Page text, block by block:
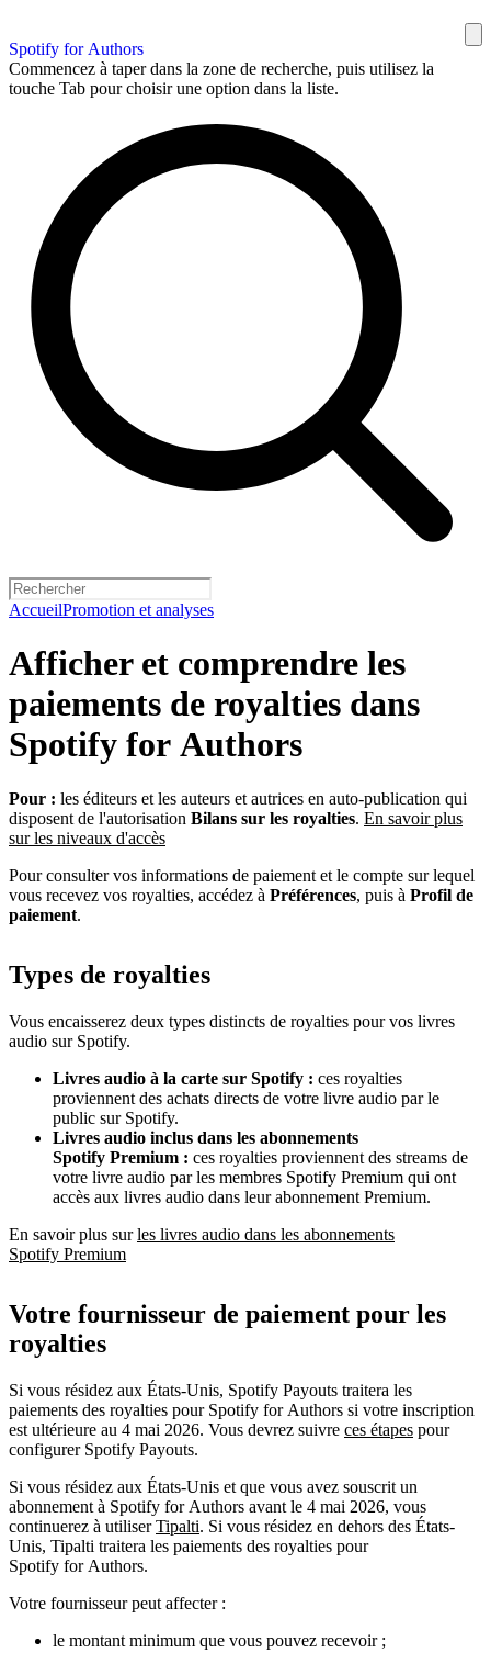
Spotify for Authors
Commencez à taper dans la zone de recherche, puis utilisez la
touche Tab pour choisir une option dans la liste.
AccueilPromotion et analyses
Afficher et comprendre les
paiements de royalties dans
Spotify for Authors
Pour : les éditeurs et les auteurs et autrices en auto-publication qui
disposent de l'autorisation Bilans sur les royalties. En savoir plus
sur les niveaux d'accès
Pour consulter vos informations de paiement et le compte sur lequel
vous recevez vos royalties, accédez à Préférences, puis à Profil de
paiement.
Types de royalties
Vous encaisserez deux types distincts de royalties pour vos livres
audio sur Spotify.
Livres audio à la carte sur Spotify : ces royalties
proviennent des achats directs de votre livre audio par le
public sur Spotify.
Livres audio inclus dans les abonnements
Spotify Premium : ces royalties proviennent des streams de
votre livre audio par les membres Spotify Premium qui ont
accès aux livres audio dans leur abonnement Premium.
En savoir plus surles livres audio dans les abonnements
Spotify Premium
Votre fournisseur de paiement pour les
royalties
Si vous résidez aux États-Unis, Spotify Payouts traitera les
paiements des royalties pour Spotify for Authors si votre inscription
est ultérieure au 4 mai 2026. Vous devrez suivre ces étapes pour
configurer Spotify Payouts.
Si vous résidez aux États-Unis et que vous avez souscrit un
abonnement à Spotify for Authors avant le 4 mai 2026, vous
continuerez à utiliserTipalti. Si vous résidez en dehors des États-
Unis, Tipalti traitera les paiements des royalties pour
Spotify for Authors.
Votre fournisseur peut affecter :
le montant minimum que vous pouvez recevoir ;